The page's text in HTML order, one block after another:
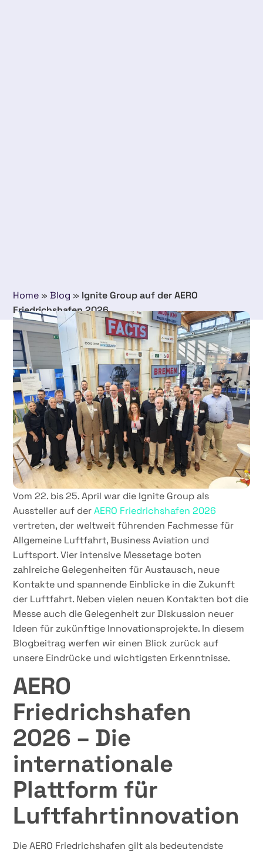
Home »Blog » Ignite Group auf der AERO
Friedrichshafen 2026
Vom 22. bis 25. April war die Ignite Group als
Aussteller auf derAERO Friedrichshafen 2026
vertreten, der weltweit führenden Fachmesse für
Allgemeine Luftfahrt, Business Aviation und
Luftsport. Vier intensive Messetage boten
zahlreiche Gelegenheiten für Austausch, neue
Kontakte und spannende Einblicke in die Zukunft
der Luftfahrt. Neben vielen neuen Kontakten bot die
Messe auch die Gelegenheit zur Diskussion neuer
Ideen für zukünftige Innovationsprojekte. In diesem
Blogbeitrag werfen wir einen Blick zurück auf
unsere Eindrücke und wichtigsten Erkenntnisse.
AERO
Friedrichshafen
2026 – Die
internationale
Plattform für
Luftfahrtinnovation
Die AERO Friedrichshafen gilt als bedeutendste